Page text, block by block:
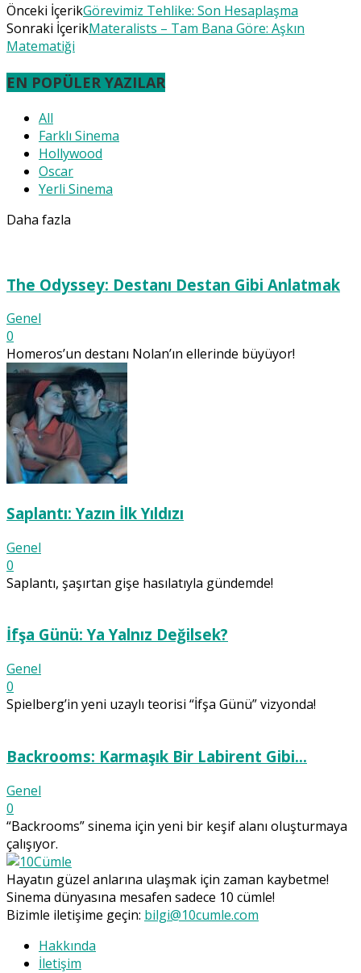
Önceki İçerikGörevimiz Tehlike: Son Hesaplaşma
Sonraki İçerikMateralists – Tam Bana Göre: Aşkın
Matematiği
EN POPÜLER YAZILAR
All
Farklı Sinema
Hollywood
Oscar
Yerli Sinema
Daha fazla
The Odyssey: Destanı Destan Gibi Anlatmak
Genel
0
Homeros’un destanı Nolan’ın ellerinde büyüyor!
Saplantı: Yazın İlk Yıldızı
Genel
0
Saplantı, şaşırtan gişe hasılatıyla gündemde!
İfşa Günü: Ya Yalnız Değilsek?
Genel
0
Spielberg’in yeni uzaylı teorisi “İfşa Günü” vizyonda!
Backrooms: Karmaşık Bir Labirent Gibi…
Genel
0
“Backrooms” sinema için yeni bir keşif alanı oluşturmaya
çalışıyor.
Hayatın güzel anlarına ulaşmak için zaman kaybetme!
Sinema dünyasına mesafen sadece 10 cümle!
Bizimle iletişime geçin: bilgi@10cumle.com
Hakkında
İletişim